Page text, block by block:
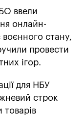
ввели
онлайн-
воєнного стану,
провести
ігор.
для НБУ
строк